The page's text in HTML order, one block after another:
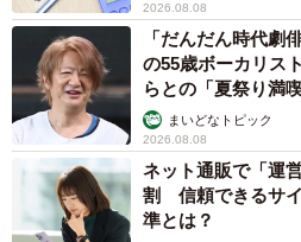
2026.08.08
「だんだん時代劇
の55歳ボーカリス
らとの「夏祭り満
まいどなトピック
2026.08.08
ネット通販で「運
割 信頼できるサ
準とは？